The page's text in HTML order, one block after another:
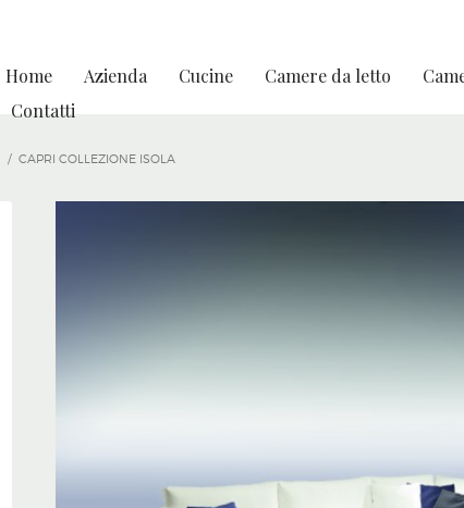
Home Azienda Cucine Camere da letto
Contatti
CAPRI COLLEZIONE ISOLA